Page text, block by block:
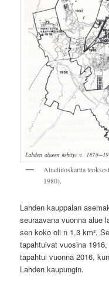
Alueliitoskartta
1980).
Lahden kauppalan
seuraavana vuonna alue
sen koko oli n 1,3 km².
tapahtuivat vuosina
tapahtui vuonna 2016,
Lahden kaupungin.